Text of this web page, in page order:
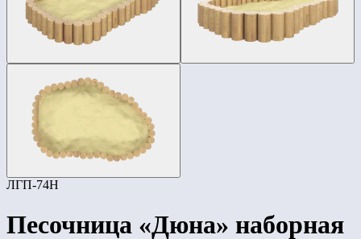
ЛГП-74Н
Песочница «Дюна» наборная